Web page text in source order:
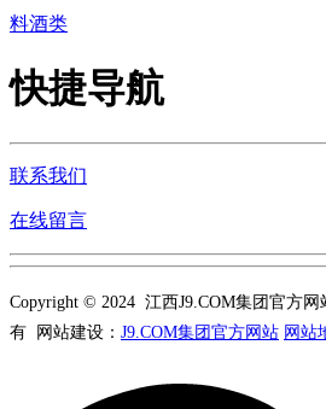
料酒类
快捷导航
联系我们
在线留言
Copyright © 2024 江西J9.COM集团官方
有 网站建设： J9.COM集团官方网站 网站